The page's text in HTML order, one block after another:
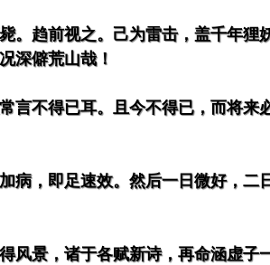
。趋前视之。己为雷击，盖千年狸
深僻荒山哉！
言不得已耳。且今不得已，而将来
病，即足速效。然后一日微好，二
风景，诸于各赋新诗，再命涵虚子